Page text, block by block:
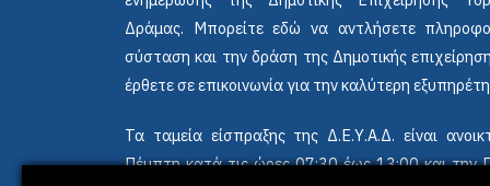
Δράμας. Μπορείτε εδώ να αντλήσετε
σύσταση και την δράση της Δημοτικής
έρθετε σε επικοινωνία για την καλύτερη
Τα ταμεία είσπραξης της Δ.Ε.Υ.Α.Δ. είναι
Πέμπτη κατά τις ώρες 07:30 έως 13:00 και την